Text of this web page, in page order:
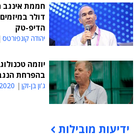
חממת אינגב
דולר
הדיפ-טק
יהודה קונפורטס
יוזמה
בהפרחת
ג'ון בן-זקן 14:11
תוכן פרסומי
ידיעות מובילות